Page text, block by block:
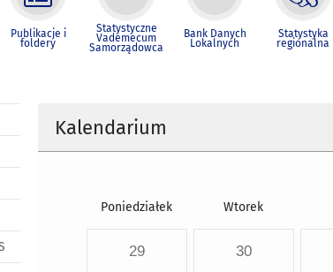
Publikacje i
foldery
Statystyczne
Vademecum
Samorządowca
Bank Danych
Lokalnych
Statystyka
regionalna
Kalendarium
Poniedziałek Wtorek
29 30